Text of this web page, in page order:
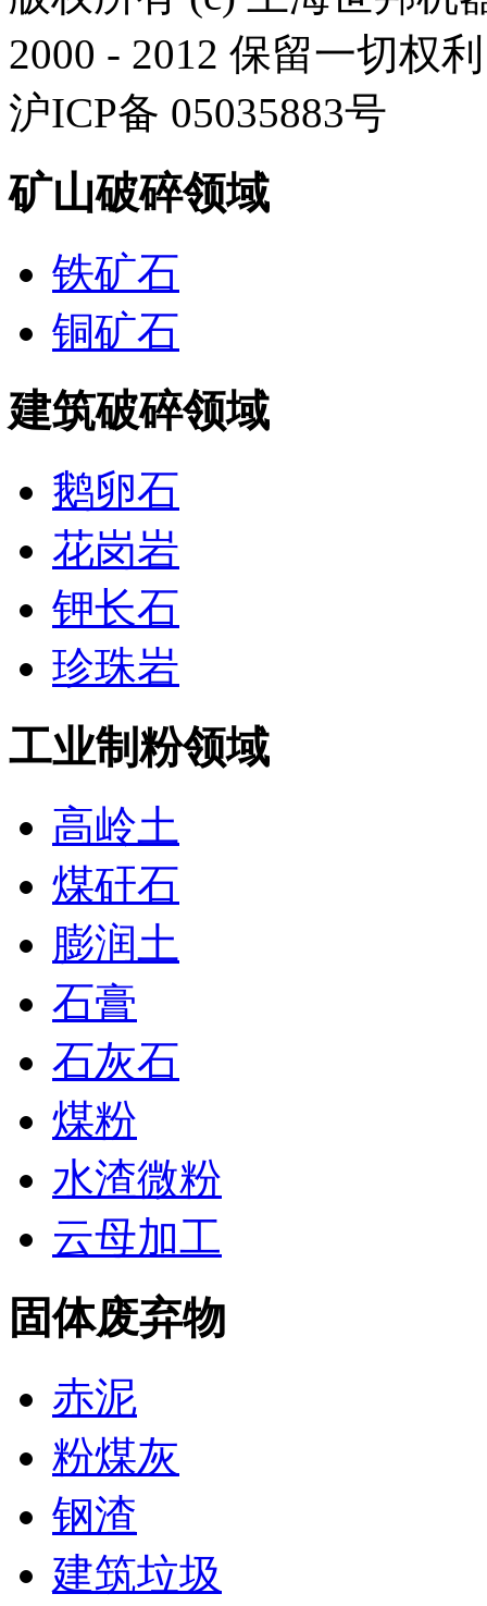
2000 - 2012 保留一切权利
沪ICP备 05035883号
矿山破碎领域
铁矿石
铜矿石
建筑破碎领域
鹅卵石
花岗岩
钾长石
珍珠岩
工业制粉领域
高岭土
煤矸石
膨润土
石膏
石灰石
煤粉
水渣微粉
云母加工
固体废弃物
赤泥
粉煤灰
钢渣
建筑垃圾